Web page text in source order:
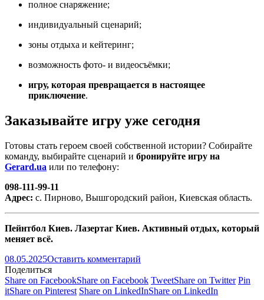
полное снаряжение;
индивидуальный сценарий;
зоны отдыха и кейтеринг;
возможность фото- и видеосъёмки;
игру, которая превращается в настоящее
приключение.
Заказывайте игру уже сегодня
Готовы стать героем своей собственной истории? Собирайте
команду, выбирайте сценарий и бронируйте игру на
Gerard.ua или по телефону:
098-111-99-11
Адрес: с. Пирново, Вышгородский район, Киевская область.
Пейнтбол Киев. Лазертаг Киев. Активный отдых, который
меняет всё.
08.05.2025Оставить комментарий
Поделиться
Share on FacebookShare on Facebook TweetShare on Twitter Pin
itShare on Pinterest Share on LinkedInShare on LinkedIn